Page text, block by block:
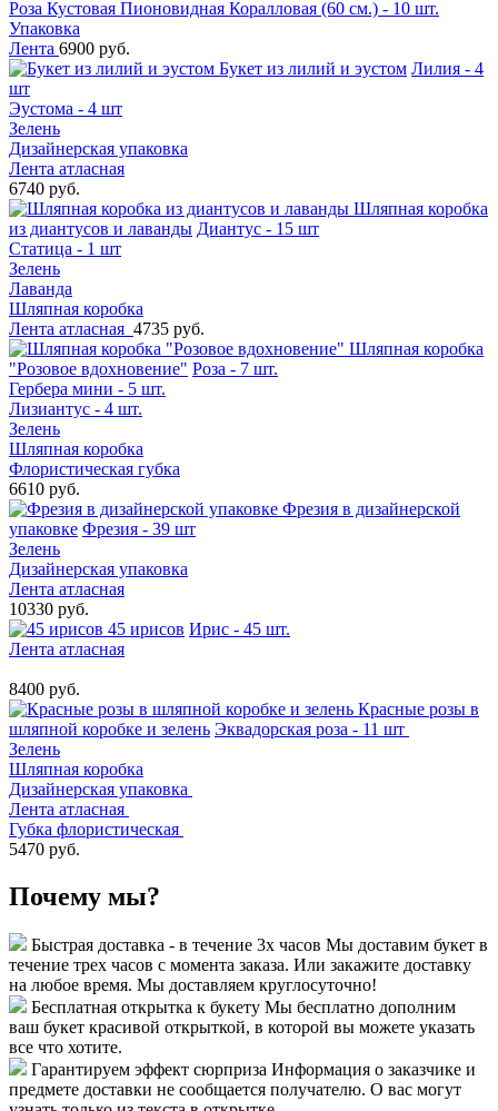
Роза Кустовая Пионовидная Коралловая (60 см.) - 10 шт.
Упаковка
Лента 6900 руб.
Букет из лилий и эустом Лилия - 4
шт
Эустома - 4 шт
Зелень
Дизайнерская упаковка
Лента атласная
6740 руб.
Шляпная коробка
из диантусов и лаванды Диантус - 15 шт
Статица - 1 шт
Зелень
Лаванда
Шляпная коробка
Лента атласная 4735 руб.
Шляпная коробка
"Розовое вдохновение" Роза - 7 шт.
Гербера мини - 5 шт.
Лизиантус - 4 шт.
Зелень
Шляпная коробка
Флористическая губка
6610 руб.
Фрезия в дизайнерской
упаковке Фрезия - 39 шт
Зелень
Дизайнерская упаковка
Лента атласная
10330 руб.
45 ирисов Ирис - 45 шт.
Лента атласная
8400 руб.
Красные розы в
шляпной коробке и зелень Эквадорская роза - 11 шт
Зелень
Шляпная коробка
Дизайнерская упаковка
Лента атласная
Губка флористическая
5470 руб.
Почему мы?
Быстрая доставка - в течение 3х часов Мы доставим букет в
течение трех часов с момента заказа. Или закажите доставку
на любое время. Мы доставляем круглосуточно!
Бесплатная открытка к букету Мы бесплатно дополним
ваш букет красивой открыткой, в которой вы можете указать
все что хотите.
Гарантируем эффект сюрприза Информация о заказчике и
предмете доставки не сообщается получателю. О вас могут